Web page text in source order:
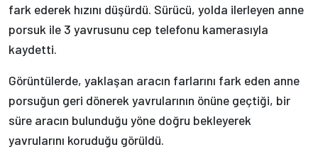
fark ederek hızını düşürdü. Sürücü, yolda ilerleyen anne
porsuk ile 3 yavrusunu cep telefonu kamerasıyla
kaydetti.
Görüntülerde, yaklaşan aracın farlarını fark eden anne
porsuğun geri dönerek yavrularının önüne geçtiği, bir
süre aracın bulunduğu yöne doğru bekleyerek
yavrularını koruduğu görüldü.